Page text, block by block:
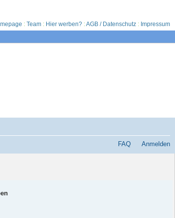
: Team : Hier werben? :AGB / Datenschutz : Impressum
FAQ Anmelden